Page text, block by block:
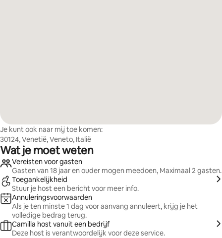
Je kunt ook naar mij toe komen:
30124, Venetië, Veneto, Italië
Wat je moet weten
Vereisten voor gasten
Gasten van 18 jaar en ouder mogen meedoen, Maximaal 2 gasten.
Toegankelijkheid
Stuur je host een bericht voor meer info.
Annuleringsvoorwaarden
Als je ten minste 1 dag voor aanvang annuleert, krijg je het
volledige bedrag terug.
Camilla host vanuit een bedrijf
Deze host is verantwoordelijk voor deze service.